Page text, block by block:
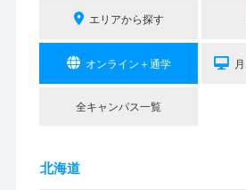
エリアから探す
オンライン＋通学
全キャンパス一覧
北海道